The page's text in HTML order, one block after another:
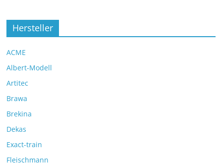
Hersteller
ACME
Albert-Modell
Artitec
Brawa
Brekina
Dekas
Exact-train
Fleischmann